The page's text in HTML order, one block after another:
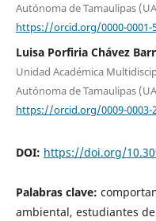
Autónoma de Tamaulipas
https://orcid.org/0000-0001-
Luisa Porfiria Chávez
Unidad Académica
Autónoma de Tamaulipas
https://orcid.org/0009-0003-
DOI: https://doi.org/
Palabras clave:
ambiental, estudiantes